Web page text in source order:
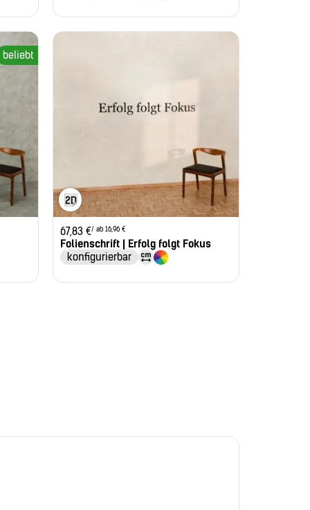
beliebt
67,83 €/ ab 16,96 €
Folienschrift | Erfolg folgt Fokus
konfigurierbar